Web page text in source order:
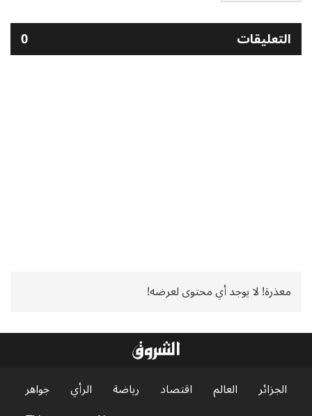
التعليقات 0
معذرة! لا يوجد أي محتوى لعرضه!
الجزائر العالم اقتصاد رياضة الرأي
جواهر